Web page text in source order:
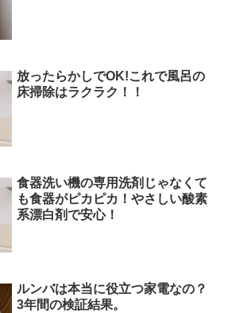
放ったらかしでOK!これで風呂の
床掃除はラクラク！！
食器洗い機の専用洗剤じゃなくて
も食器がピカピカ！やさしい酸素
系漂白剤で安心！
ルンバは本当に役立つ家電なの？
3年間の検証結果。